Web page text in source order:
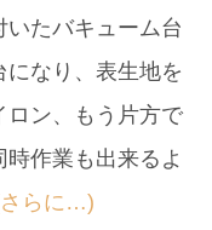
たバキューム台
なり、表生地を
ロン、もう片方で
作業も出来るよ
らに…)